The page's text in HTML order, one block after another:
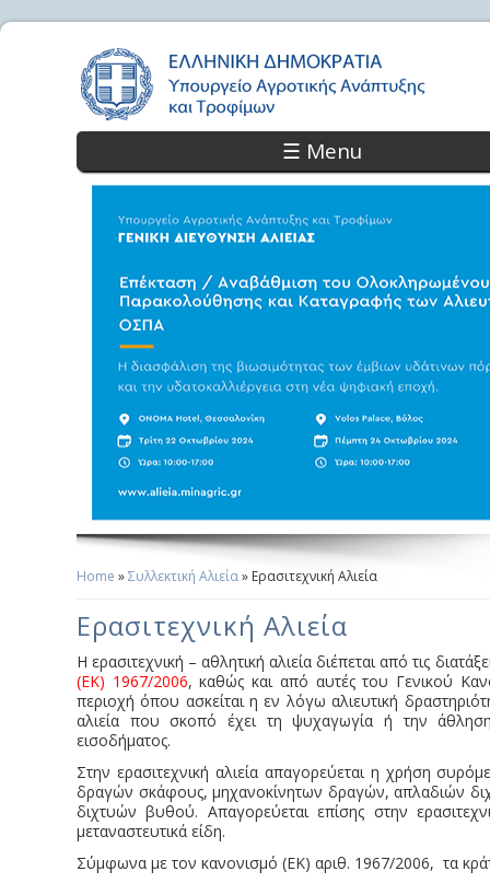
☰ Menu
Home »Συλλεκτική Αλιεία» Ερασιτεχνική Αλιεία
Ερασιτεχνική Αλιεία
Η ερασιτεχνική – αθλητική αλιεία διέπεται από τις
(ΕΚ) 1967/2006, καθώς και από αυτές του Γενικού
περιοχή όπου ασκείται η εν λόγω αλιευτική
αλιεία που σκοπό έχει τη ψυχαγωγία ή την
εισοδήματος.
Στην ερασιτεχνική αλιεία απαγορεύεται η χρήση
δραγών σκάφους, μηχανοκίνητων δραγών, απλαδιών
διχτυών βυθού. Απαγορεύεται επίσης στην
μεταναστευτικά είδη.
Σύμφωνα με τον κανονισμό (ΕΚ) αριθ. 1967/2006, τα